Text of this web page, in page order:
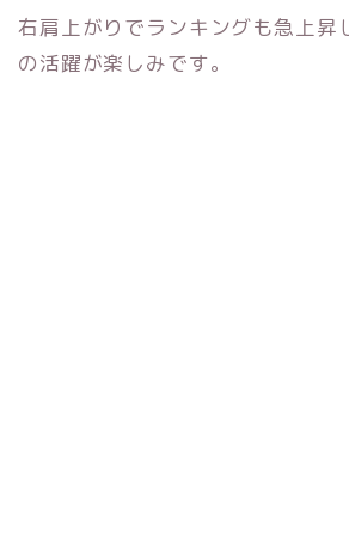
右肩上がりでランキングも急上昇
の活躍が楽しみです。